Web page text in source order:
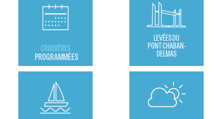
CROISIÈRES
PROGRAMMÉES
LEVÉES DU
PONT CHABAN-
DELMAS